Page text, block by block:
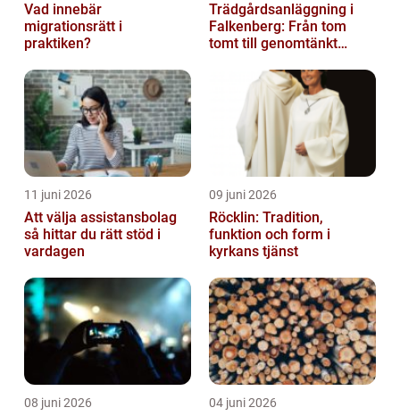
Vad innebär
migrationsrätt i
praktiken?
Trädgårdsanläggning i
Falkenberg: Från tom
tomt till genomtänkt
11 juni 2026
Att välja assistansbolag
så hittar du rätt stöd i
vardagen
09 juni 2026
Röcklin: Tradition,
funktion och form i
kyrkans tjänst
08 juni 2026 04 juni 2026